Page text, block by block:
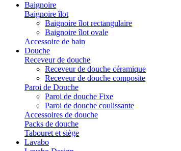
Baignoire
Baignoire îlot
Baignoire îlot rectangulaire
Baignoire îlot ovale
Accessoire de bain
Douche
Receveur de douche
Receveur de douche céramique
Receveur de douche composite
Paroi de Douche
Paroi de douche Fixe
Paroi de douche coulissante
Accessoires de douche
Packs de douche
Tabouret et siège
Lavabo